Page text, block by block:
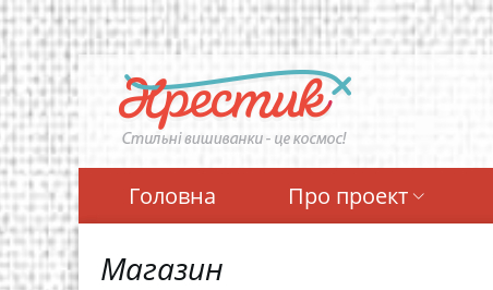
Перейти
до
основного
вмісту
Головна Про проект
Магазин